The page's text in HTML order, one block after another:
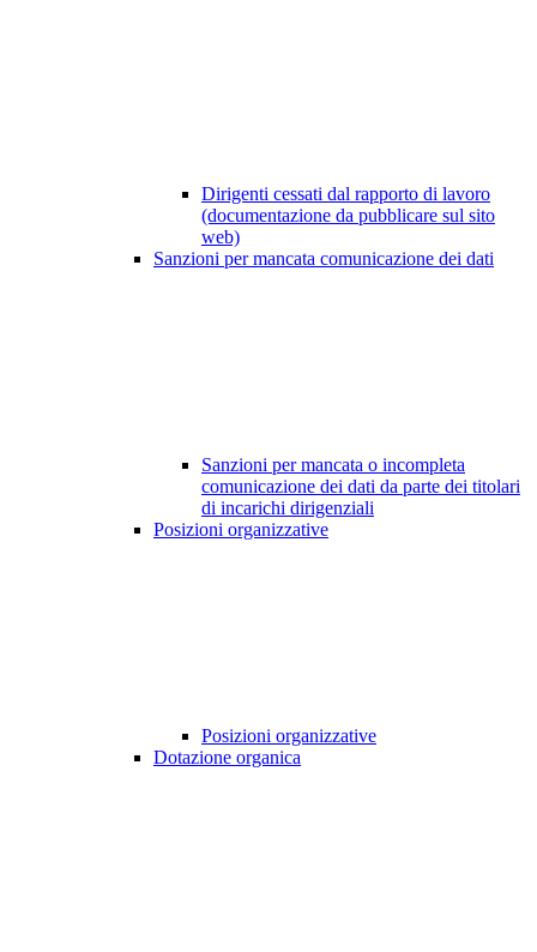
Dirigenti cessati dal rapporto di lavoro
(documentazione da pubblicare sul sito
web)
Sanzioni per mancata comunicazione dei dati
Sanzioni per mancata o incompleta
comunicazione dei dati da parte dei titolari
di incarichi dirigenziali
Posizioni organizzative
Posizioni organizzative
Dotazione organica